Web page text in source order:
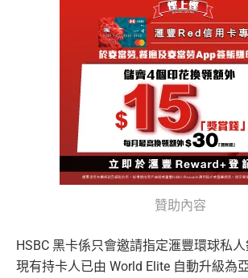
贊助內容
HSBC 黑卡係只會邀請指定滙豐環球私人
現有持卡人已由 World Elite 自動升級為